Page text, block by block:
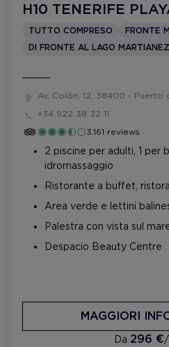
H10 TENERIFE
TUTTO COMPRESO
FRONTE
DI FRONTE AL LAGO MARTIANEZ
Av. Colón, 12, 38400 - Puerto
+34 922 38 32 11
3.161 reviews
2 piscine per adulti, 1 per
idromassaggio
Ristorante a buffet,
Area verde e lettini
Palestra con vista sul
Despacio Beauty Centre
Da 296 €
MAGGIORI